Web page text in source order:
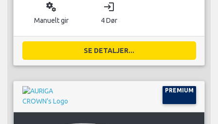
miscellaneous_services
Manuelt gir
login
4 Dør
SE DETALJER...
PREMIUM